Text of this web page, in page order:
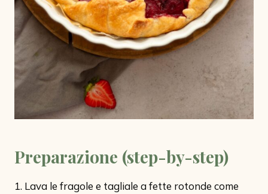
Preparazione (step-by-step)
1. Lava le fragole e tagliale a fette rotonde come